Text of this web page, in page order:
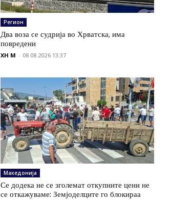
Регион
Два воза се судрија во Хрватска, има
повредени
XH M - 08.08.2026 13:37
Македонија
Се додека не се зголемат откупните цени не
се откажуваме: Земјоделците го блокираа